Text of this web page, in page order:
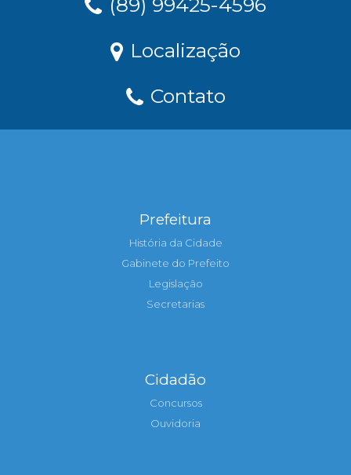
(89) 99425-4596
Localização
Contato
Prefeitura
História da Cidade
Gabinete do Prefeito
Legislação
Secretarias
Cidadão
Concursos
Ouvidoria